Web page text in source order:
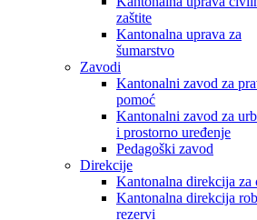
zaštite
Kantonalna uprava za
šumarstvo
Zavodi
Kantonalni zavod za
pomoć
Kantonalni zavod za
i prostorno uređenje
Pedagoški zavod
Direkcije
Kantonalna direkcija za
Kantonalna direkcija
rezervi